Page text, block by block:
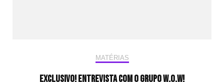
MATÉRIAS
EXCLUSIVO! Entrevista Com O Grupo W.O.W!